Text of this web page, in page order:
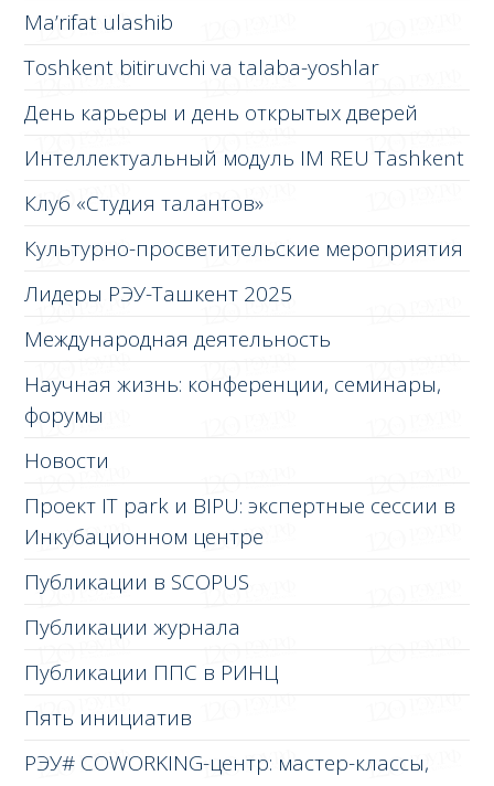
Ma’rifat ulashib
Toshkent bitiruvchi va talaba-yoshlar
День карьеры и день открытых дверей
Интеллектуальный модуль IM REU Tashkent
Клуб «Студия талантов»
Культурно-просветительские мероприятия
Лидеры РЭУ-Ташкент 2025
Международная деятельность
Научная жизнь: конференции, семинары,
форумы
Новости
Проект IT park и BIPU: экспертные сессии в
Инкубационном центре
Публикации в SCOPUS
Публикации журнала
Публикации ППС в РИНЦ
Пять инициатив
РЭУ# COWORKING-центр: мастер-классы,